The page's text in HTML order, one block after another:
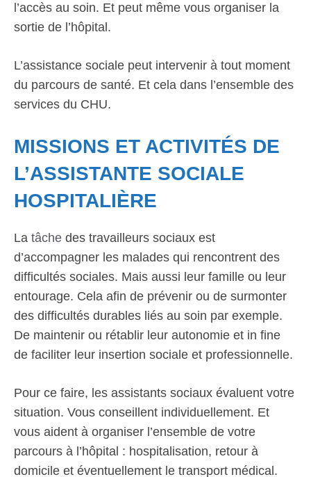
l’accès au soin. Et peut même vous organiser la
sortie de l’hôpital.
L’assistance sociale peut intervenir à tout moment
du parcours de santé. Et cela dans l’ensemble des
services du CHU.
MISSIONS ET ACTIVITÉS DE
L’ASSISTANTE SOCIALE
HOSPITALIÈRE
La tâche des travailleurs sociaux est
d’accompagner les malades qui rencontrent des
difficultés sociales. Mais aussi leur famille ou leur
entourage. Cela afin de prévenir ou de surmonter
des difficultés durables liés au soin par exemple.
De maintenir ou rétablir leur autonomie et in fine
de faciliter leur insertion sociale et professionnelle.
Pour ce faire, les assistants sociaux évaluent votre
situation. Vous conseillent individuellement. Et
vous aident à organiser l’ensemble de votre
parcours à l’hôpital : hospitalisation, retour à
domicile et éventuellement le transport médical.